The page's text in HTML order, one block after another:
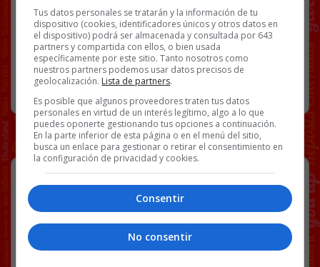
27 COMENTARIOS
RANDOM 17 JUNIO, 2026
Tus datos personales se tratarán y la información de tu
dispositivo (cookies, identificadores únicos y otros datos en
el dispositivo) podrá ser almacenada y consultada por 643
partners y compartida con ellos, o bien usada
específicamente por este sitio. Tanto nosotros como
nuestros partners podemos usar datos precisos de
geolocalización. Lista de partners.
Es posible que algunos proveedores traten tus datos
personales en virtud de un interés legítimo, algo a lo que
puedes oponerte gestionando tus opciones a continuación.
En la parte inferior de esta página o en el menú del sitio,
busca un enlace para gestionar o retirar el consentimiento en
la configuración de privacidad y cookies.
Consentir
No consentir